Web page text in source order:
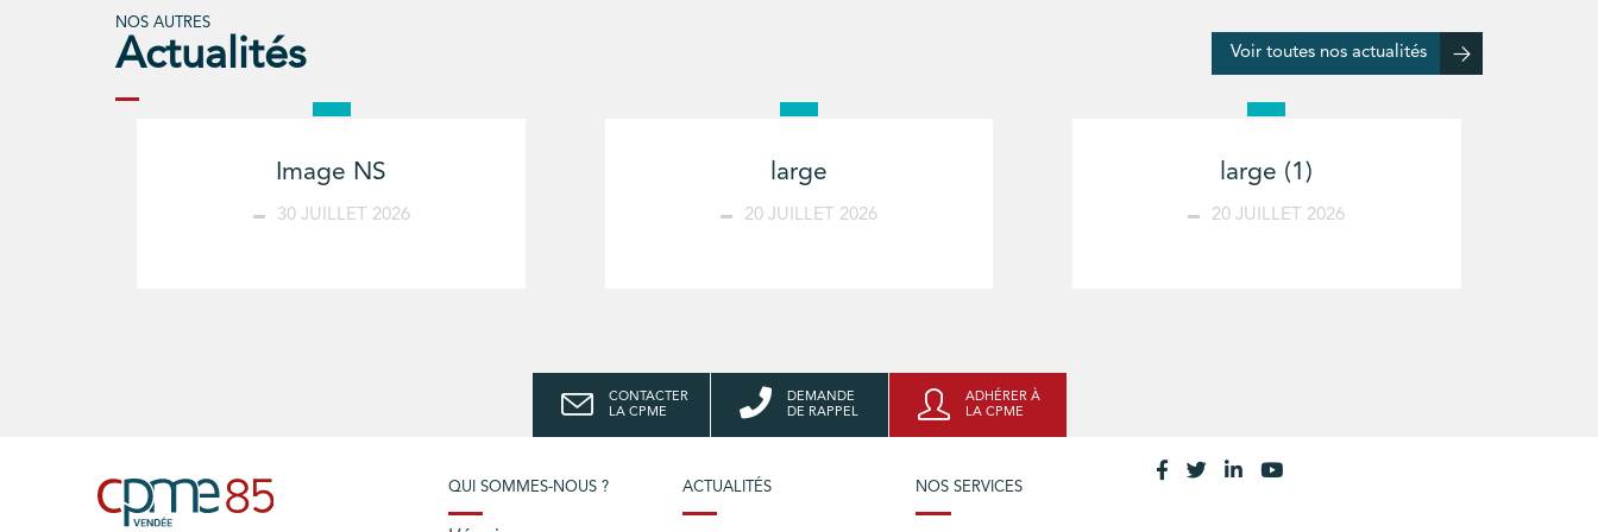
NOS AUTRES
Actualités Voir toutes nos actualités
Image NS
30 JUILLET 2026
large
20 JUILLET 2026
large (1)
20 JUILLET 2026
CONTACTER
LA CPME
DEMANDE
DE RAPPEL
ADHÉRER À
LA CPME
QUI SOMMES-NOUS ? ACTUALITÉS NOS SERVICES